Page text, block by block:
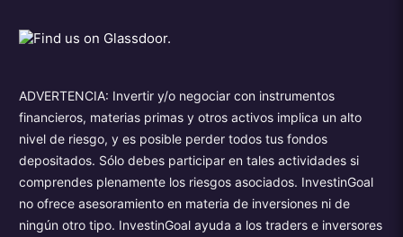
ADVERTENCIA: Invertir y/o negociar con instrumentos
financieros, materias primas y otros activos implica un alto
nivel de riesgo, y es posible perder todos tus fondos
depositados. Sólo debes participar en tales actividades si
comprendes plenamente los riesgos asociados. InvestinGoal
no ofrece asesoramiento en materia de inversiones ni de
ningún otro tipo. InvestinGoal ayuda a los traders e inversores